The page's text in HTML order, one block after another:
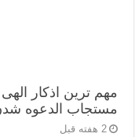
مهم ترین اذکار
مستجاب الدعوه
2 هفته قبل